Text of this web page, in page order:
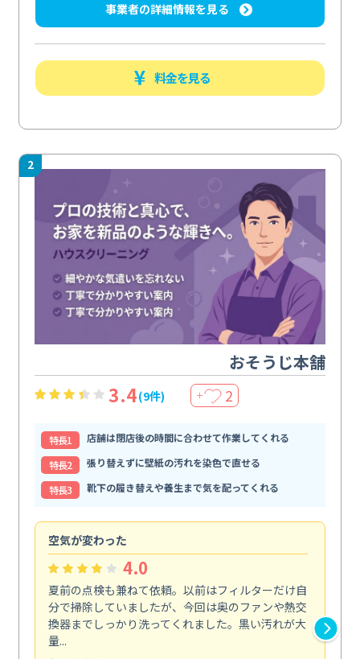
事業者の詳細情報を見る
料金を見る
2
おそうじ本舗
3.4(9件) ＋ 2
特⻑1
店舗は閉店後の時間に合わせて作業してくれる
特⻑2
張り替えずに壁紙の汚れを染色で直せる
特⻑3
靴下の履き替えや養生まで気を配ってくれる
空気が変わった
4.0
夏前の点検も兼ねて依頼。以前はフィルターだけ自
分で掃除していましたが、今回は奥のファンや熱交
換器までしっかり洗ってくれました。黒い汚れが大
量...